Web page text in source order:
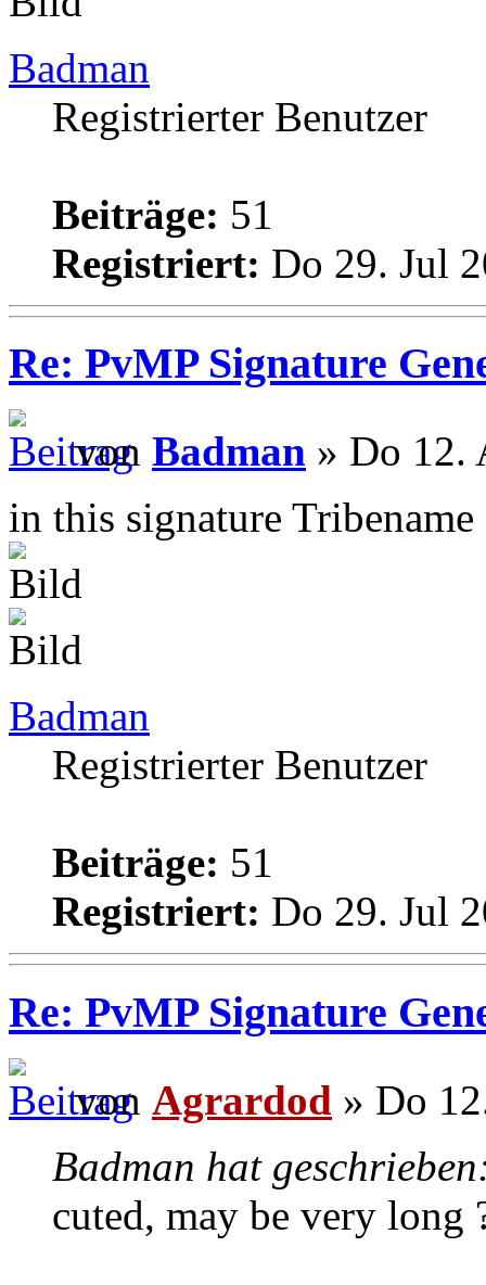
Badman
Registrierter Benutzer
Beiträge: 51
Registriert: Do 29. Jul
Re: PvMP Signature
von Badman » Do 12.
in this signature
Badman
Registrierter Benutzer
Beiträge: 51
Registriert: Do 29. Jul
Re: PvMP Signature
von Agrardod » Do
Badman hat
cuted, may be very long